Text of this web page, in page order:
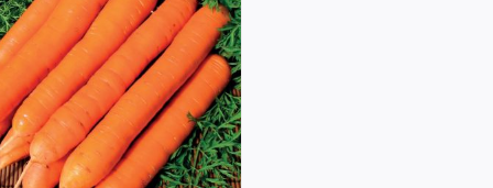
DETAILS